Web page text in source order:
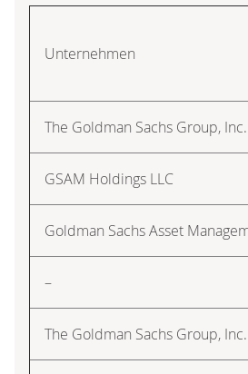
Unternehmen
The Goldman Sachs Group, Inc.
GSAM Holdings LLC
Goldman Sachs Asset
–
The Goldman Sachs Group, Inc.